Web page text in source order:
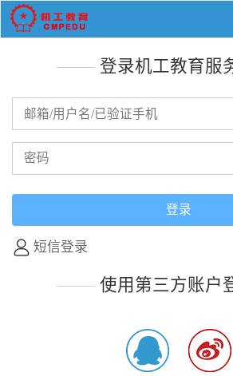
登录机工教育服
短信登录
使用第三方账户